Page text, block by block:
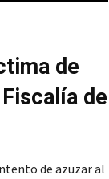
de
de
de azuzar al